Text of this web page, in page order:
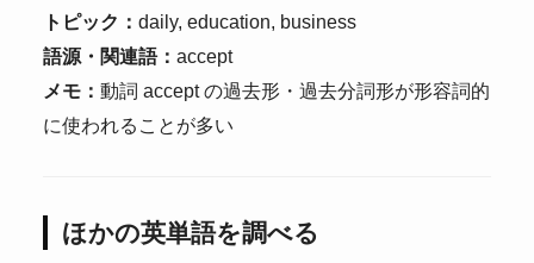
トピック： daily, education, business
語源・関連語： accept
メモ： 動詞 accept の過去形・過去分詞形が形容詞的
に使われることが多い
ほかの英単語を調べる